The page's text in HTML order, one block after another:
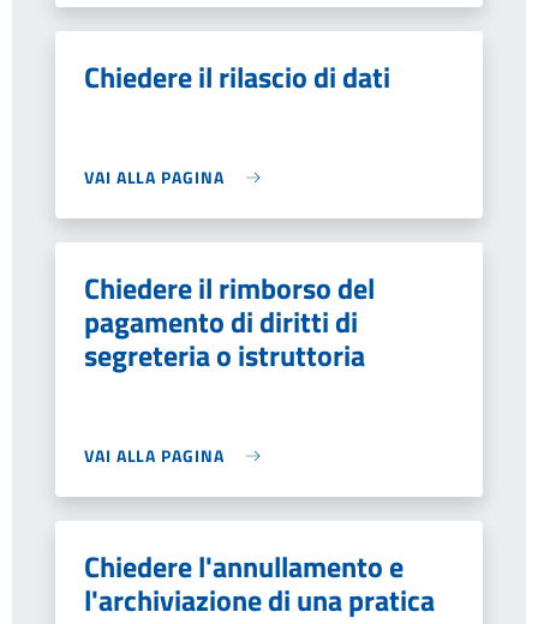
Chiedere il rilascio di dati
VAI ALLA PAGINA
Chiedere il rimborso del
pagamento di diritti di
segreteria o istruttoria
VAI ALLA PAGINA
Chiedere l'annullamento e
l'archiviazione di una pratica